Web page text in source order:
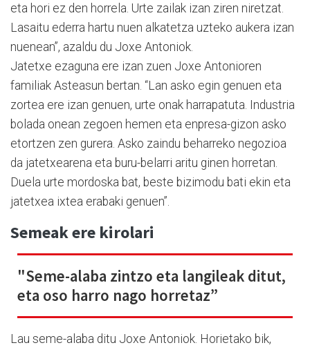
eta hori ez den horrela. Urte zailak izan ziren niretzat.
Lasaitu ederra hartu nuen alkatetza uzteko aukera izan
nuenean”, azaldu du Joxe Antoniok.
Jatetxe ezaguna ere izan zuen Joxe Antonioren
familiak Asteasun bertan. “Lan asko egin genuen eta
zortea ere izan genuen, urte onak harrapatuta. Industria
bolada onean zegoen hemen eta enpresa-gizon asko
etortzen zen gurera. Asko zaindu beharreko negozioa
da jatetxearena eta buru-belarri aritu ginen horretan.
Duela urte mordoska bat, beste bizimodu bati ekin eta
jatetxea ixtea erabaki genuen”.
Semeak ere kirolari
"Seme-alaba zintzo eta langileak ditut,
eta oso harro nago horretaz”
Lau seme-alaba ditu Joxe Antoniok. Horietako bik,